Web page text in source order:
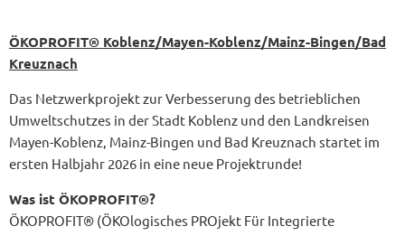
ÖKOPROFIT® Koblenz/Mayen-Koblenz/Mainz-Bingen/Bad
Kreuznach
Das Netzwerkprojekt zur Verbesserung des betrieblichen
Umweltschutzes in der Stadt Koblenz und den Landkreisen
Mayen-Koblenz, Mainz-Bingen und Bad Kreuznach startet im
ersten Halbjahr 2026 in eine neue Projektrunde!
Was ist ÖKOPROFIT®?
ÖKOPROFIT® (ÖKOlogisches PROjekt Für Integrierte